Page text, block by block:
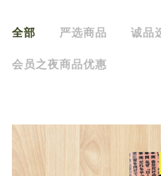
全部 严选商品 诚品
会员之夜商品优惠